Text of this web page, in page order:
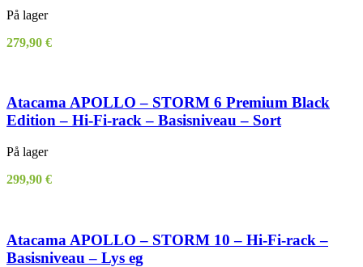
På lager
279,90 €
Atacama APOLLO – STORM 6 Premium Black
Edition – Hi-Fi-rack – Basisniveau – Sort
På lager
299,90 €
Atacama APOLLO – STORM 10 – Hi-Fi-rack –
Basisniveau – Lys eg